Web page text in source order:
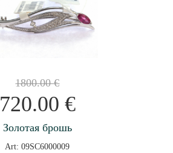
1800.00€
720.00 €
Золотая брошь
Art: 09SC6000009